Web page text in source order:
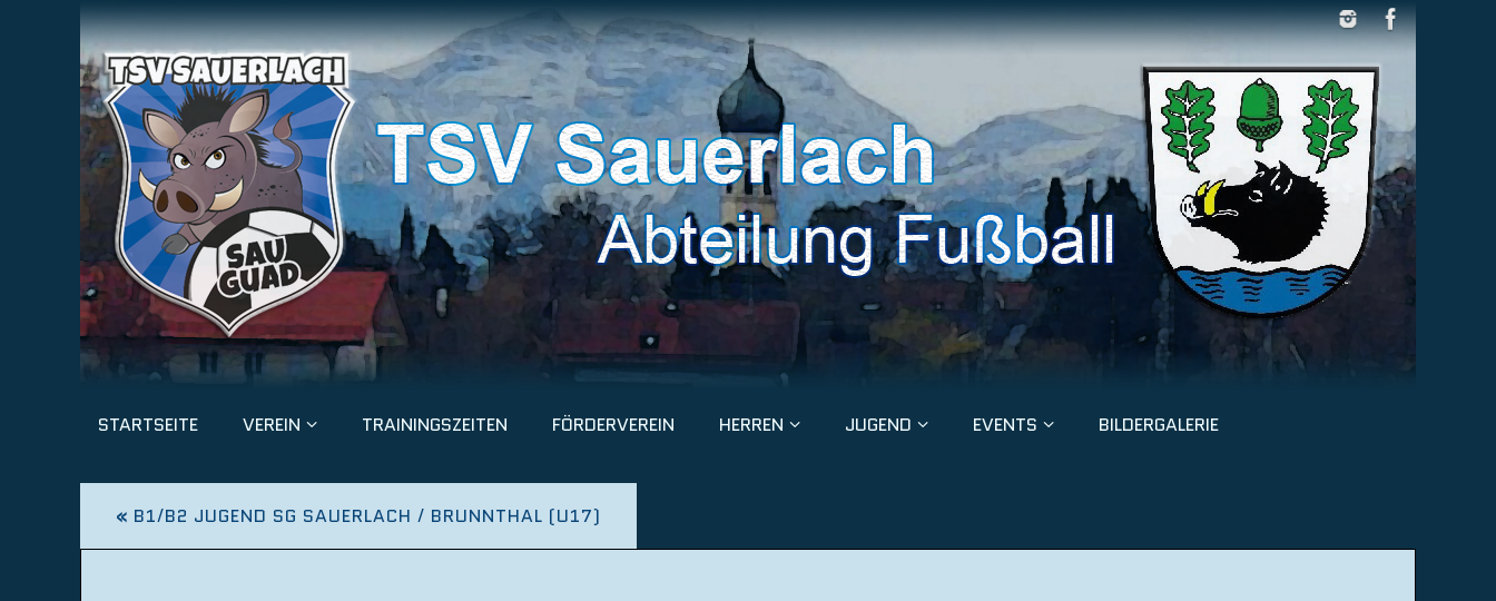
STARTSEITE VEREIN TRAININGSZEITEN FÖRDERVEREIN HERREN JUGEND EVENTS BILDERGALERIE
« B1/B2 JUGEND SG SAUERLACH / BRUNNTHAL (U17)